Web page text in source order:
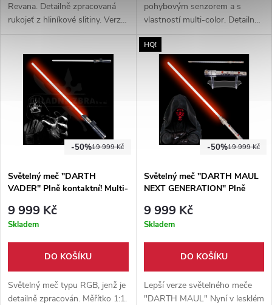
Revana. Detailně zpracovaná
rukojeť z hliníkové slitiny. Verze
hlasitosti.
pohybovým senzorem a s
vlastností multi-color. Detailně
inspirována seriálovou
předlohou.
19 999 Kč
-50%
Světelný meč "DARTH
VADER" Plně kontaktní! Multi-
9 999 Kč
Skladem
DO KOŠÍKU
Světelný meč typu RGB, jenž je
detailně zpracován. Měřítko 1:1.
HQ!
19 999 Kč
-50%
Světelný meč "DARTH MAUL
NEXT GENERATION" Plně
9 999 Kč
Skladem
DO KOŠÍKU
Lepší verze světelného meče
"DARTH MAUL" Nyní v lesklém